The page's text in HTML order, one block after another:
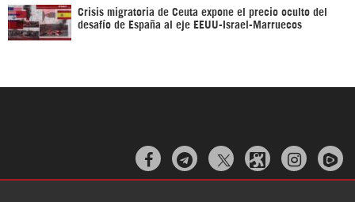
Crisis migratoria de Ceuta expone el precio oculto del
desafío de España al eje EEUU-Israel-Marruecos
  